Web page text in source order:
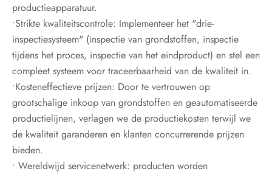
productieapparatuur.
•Strikte kwaliteitscontrole: Implementeer het "drie-
inspectiesysteem" (inspectie van grondstoffen, inspectie
tijdens het proces, inspectie van het eindproduct) en stel een
compleet systeem voor traceerbaarheid van de kwaliteit in.
•Kosteneffectieve prijzen: Door te vertrouwen op
grootschalige inkoop van grondstoffen en geautomatiseerde
productielijnen, verlagen we de productiekosten terwijl we
de kwaliteit garanderen en klanten concurrerende prijzen
bieden.
• Wereldwijd servicenetwerk: producten worden